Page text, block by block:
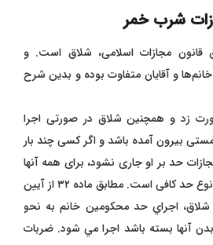
شرب خمر
مجازات اسلامی، شلاق است. و
و آقایان متفاوت بوده و بدین شرح
زد و همچنین شلاق در صورتی اجرا
بیرون آمده باشد و اگر کسی چند بار
حد بر او جاری نشود، برای همه‌ آنها
فقط اجرای یک مجازات از نوع حد کافی است‌. مطابق ماده ۳۲ از آیین
شلاق، اجراي حد محکومين خانم به نحو
آنها بسته باشد اجرا مي شود. ضربات